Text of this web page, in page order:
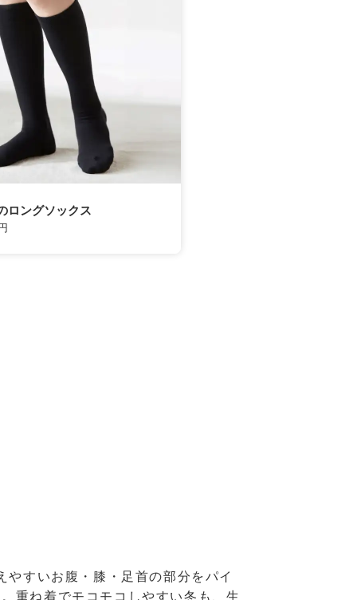
ロングソックス
すいお腹・膝・足首の部分をパイ
重ね着でモコモコしやすい冬も、生